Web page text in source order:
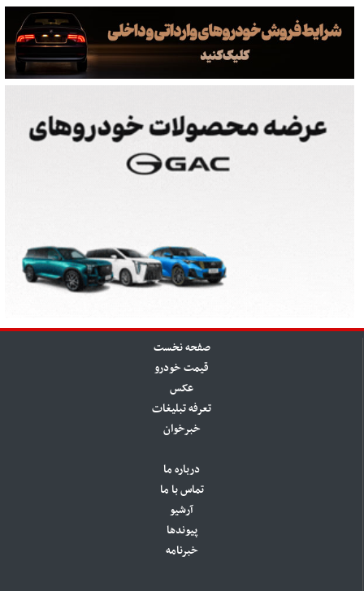
صفحه نخست
قیمت خودرو
عکس
تعرفه تبلیغات
خبرخوان
درباره ما
تماس با ما
آرشیو
پیوندها
خبرنامه